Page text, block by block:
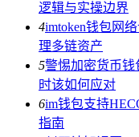
逻辑与实操边界
4imtoken钱包网
理多链资产
5警惕加密货币钱
时该如何应对
6im钱包支持
指南